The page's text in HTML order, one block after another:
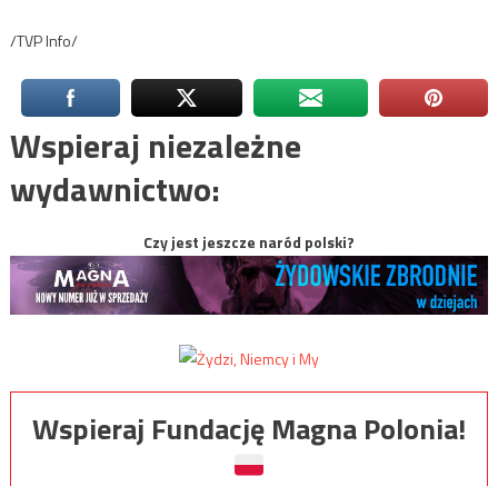
/TVP Info/
Wspieraj niezależne
wydawnictwo:
Czy jest jeszcze naród polski?
Wspieraj Fundację Magna Polonia!